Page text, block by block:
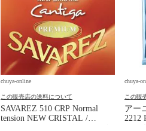
chuya-online
この販売店の送料について
SAVAREZ 510 CRP Normal
tension NEW CRISTAL /
chuya-
この販
アー
2212